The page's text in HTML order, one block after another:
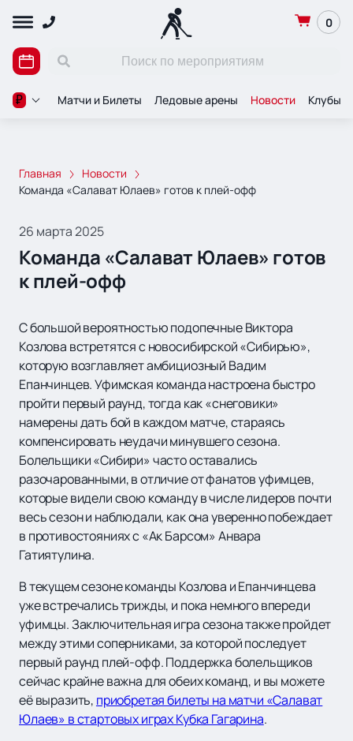
0
Матчи и Билеты Ледовые арены Новости Клубы
₽
Главная
Новости
Команда «Салават Юлаев» готов к плей-офф
26 марта 2025
Команда «Салават Юлаев» готов
к плей-офф
С большой вероятностью подопечные Виктора
Козлова встретятся с новосибирской «Сибирью»,
которую возглавляет амбициозный Вадим
Епанчинцев. Уфимская команда настроена быстро
пройти первый раунд, тогда как «снеговики»
намерены дать бой в каждом матче, стараясь
компенсировать неудачи минувшего сезона.
Болельщики «Сибири» часто оставались
разочарованными, в отличие от фанатов уфимцев,
которые видели свою команду в числе лидеров почти
весь сезон и наблюдали, как она уверенно побеждает
в противостояниях с «Ак Барсом» Анвара
Гатиятулина.
В текущем сезоне команды Козлова и Епанчинцева
уже встречались трижды, и пока немного впереди
уфимцы. Заключительная игра сезона также пройдет
между этими соперниками, за которой последует
первый раунд плей-офф. Поддержка болельщиков
сейчас крайне важна для обеих команд, и вы можете
её выразить, приобретая билеты на матчи «Салават
Юлаев» в стартовых играх Кубка Гагарина.